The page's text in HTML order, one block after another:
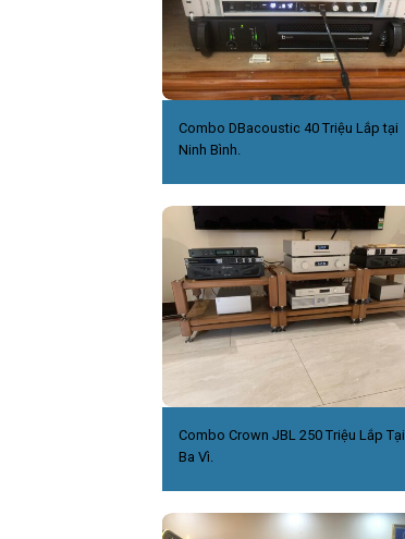
Combo DBacoustic 40 Triệu Lắp tại
Ninh Bình.
Combo Crown JBL 250 Triệu Lắp Tại
Ba Vì.